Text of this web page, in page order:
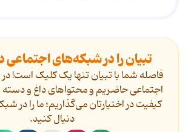
تبیان را در شبکه‌های اجتماعی
فاصله شما با تبیان تنها یک کلیک است!
اجتماعی حاضریم و محتواهای داغ و دسته
کیفیت در اختیارتان می‌گذاریم؛ ما را در
دنیال کنید.